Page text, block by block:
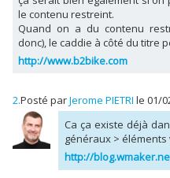
le contenu restreint.
Quand on a du contenu
donc), le caddie à côté du titre
http://www.b2bike.com
2.Posté parJerome PIETRI le 01/
Ca ça existe déjà
généraux >
http://